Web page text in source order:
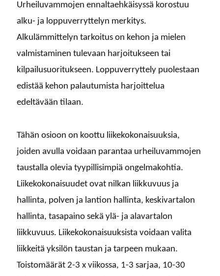
Urheiluvammojen ennaltaehkäisyssä korostuu
alku- ja loppuverryttelyn merkitys.
Alkulämmittelyn tarkoitus on kehon ja mielen
valmistaminen tulevaan harjoitukseen tai
kilpailusuoritukseen. Loppuverryttely puolestaan
edistää kehon palautumista harjoittelua
edeltävään tilaan.
Tähän osioon on koottu liikekokonaisuuksia,
joiden avulla voidaan parantaa urheiluvammojen
taustalla olevia tyypillisimpiä ongelmakohtia.
Liikekokonaisuudet ovat nilkan liikkuvuus ja
hallinta, polven ja lantion hallinta, keskivartalon
hallinta, tasapaino sekä ylä- ja alavartalon
liikkuvuus. Liikekokonaisuuksista voidaan valita
liikkeitä yksilön taustan ja tarpeen mukaan.
Toistomäärät 2-3 x viikossa, 1-3 sarjaa, 10-30